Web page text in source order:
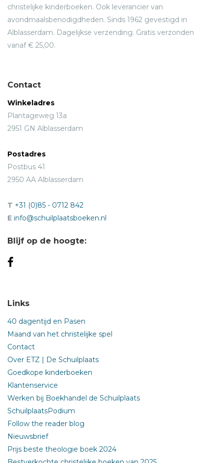
christelijke kinderboeken. Ook leverancier van
avondmaalsbenodigdheden. Sinds 1962 gevestigd in
Alblasserdam. Dagelijkse verzending. Gratis verzonden
vanaf € 25,00.
Contact
Winkeladres
Plantageweg 13a
2951 GN Alblasserdam
Postadres
Postbus 41
2950 AA Alblasserdam
T +31 (0)85 - 0712 842
E info@schuilplaatsboeken.nl
Blijf op de hoogte:
Links
40 dagentijd en Pasen
Maand van het christelijke spel
Contact
Over ETZ | De Schuilplaats
Goedkope kinderboeken
Klantenservice
Werken bij Boekhandel de Schuilplaats
SchuilplaatsPodium
Follow the reader blog
Nieuwsbrief
Prijs beste theologie boek 2024